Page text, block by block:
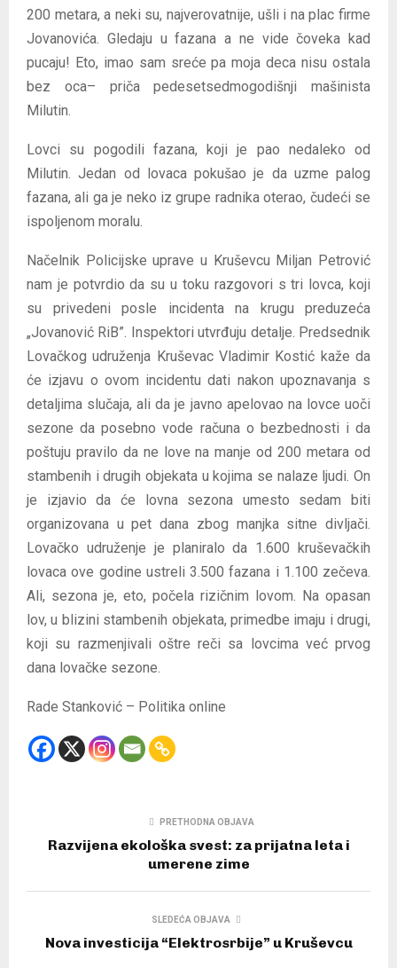
200 metara, a neki su, najverovatnije, ušli i na plac firme
Jovanovića. Gledaju u fazana a ne vide čoveka kad
pucaju! Eto, imao sam sreće pa moja deca nisu ostala
bez oca– priča pedesetsedmogodišnji mašinista
Milutin.
Lovci su pogodili fazana, koji je pao nedaleko od
Milutin. Jedan od lovaca pokušao je da uzme palog
fazana, ali ga je neko iz grupe radnika oterao, čudeći se
ispoljenom moralu.
Načelnik Policijske uprave u Kruševcu Miljan Petrović
nam je potvrdio da su u toku razgovori s tri lovca, koji
su privedeni posle incidenta na krugu preduzeća
„Jovanović RiB”. Inspektori utvrđuju detalje. Predsednik
Lovačkog udruženja Kruševac Vladimir Kostić kaže da
će izjavu o ovom incidentu dati nakon upoznavanja s
detaljima slučaja, ali da je javno apelovao na lovce uoči
sezone da posebno vode računa o bezbednosti i da
poštuju pravilo da ne love na manje od 200 metara od
stambenih i drugih objekata u kojima se nalaze ljudi. On
je izjavio da će lovna sezona umesto sedam biti
organizovana u pet dana zbog manjka sitne divljači.
Lovačko udruženje je planiralo da 1.600 kruševačkih
lovaca ove godine ustreli 3.500 fazana i 1.100 zečeva.
Ali, sezona je, eto, počela rizičnim lovom. Na opasan
lov, u blizini stambenih objekata, primedbe imaju i drugi,
koji su razmenjivali oštre reči sa lovcima već prvog
dana lovačke sezone.
Rade Stanković – Politika online
PRETHODNA OBJAVA
Razvijena ekološka svest: za prijatna leta i
umerene zime
SLEDEĆA OBJAVA
Nova investicija “Elektrosrbije” u Kruševcu